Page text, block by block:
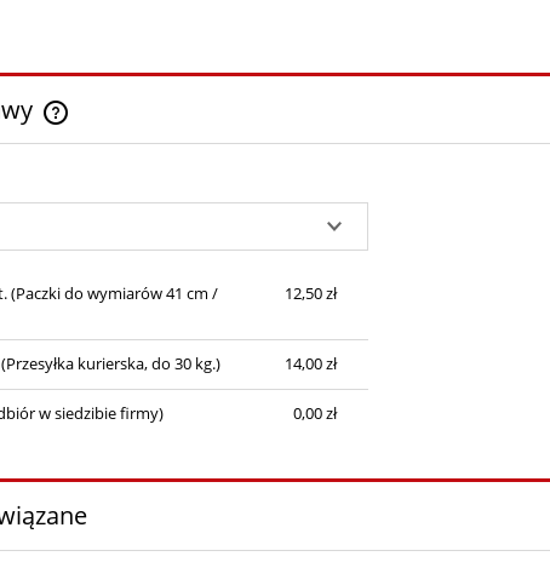
(Paczki do wymiarów 41 cm /
12,50 zł
kurierska, do 30 kg.) 14,00 zł
w siedzibie firmy) 0,00 zł